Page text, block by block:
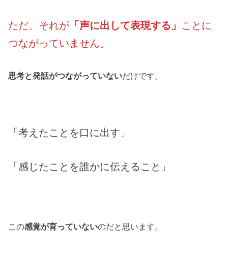
ただ、それが 「声に出して表現する」 ことに
つながっていません。
思考と発話がつながっていないだけです。
「考えたことを口に出す」
「感じたことを誰かに伝えること」
この感覚が育っていないのだと思います。